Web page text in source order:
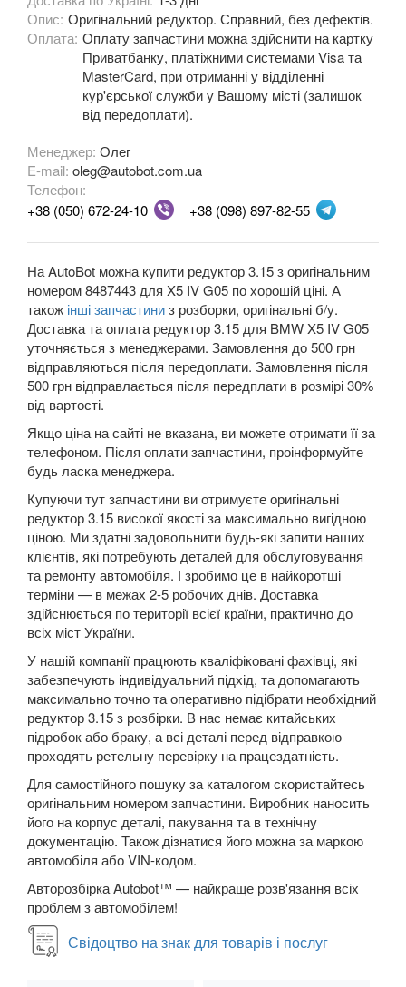
M3 E90/E92/E93
3 Series F30, F31, F36
3 Series F34
3 Series G20/G21
4 Series F32
4 Series F33
4 Series F36
M4 F82/F83
5 Series E39
M5 E39
5 Series E60
5 Series E61
M5 E60/E61
5 Series F07 GT
5 Series F10
M5 F10
5 Series F11
5 Series G30/G31
5 Series G60/G61/G68
5 Series G60/G61 mHEV
5 Series i5 (G60E/G61E/G68E)
M5 F90
6 Series E64
M6 E63/E64
Опис: Оригінальний редуктор. Справний, без дефектів.
Оплата: Оплату запчастини можна здійснити на картку
Приватбанку, платіжними системами Visa та
MasterCard, при отриманні у відділенні
кур'єрської служби у Вашому місті (залишок
від передоплати).
Менеджер: Олег
E-mail: oleg@autobot.com.ua
Телефон:
+38 (050) 672-24-10
+38 (098) 897-82-55
На AutoBot можна купити редуктор 3.15 з оригінальним
номером 8487443 для X5 IV G05 по хорошій ціні. А
також інші запчастиниз розборки, оригінальні б/у.
Доставка та оплата редуктор 3.15 для BMW X5 IV G05
уточняється з менеджерами. Замовлення до 500 грн
відправляються після передоплати. Замовлення після
500 грн відправлається після передплати в розмірі 30%
від вартості.
Якщо ціна на сайті не вказана, ви можете отримати її за
телефоном. Після оплати запчастини, проінформуйте
будь ласка менеджера.
Купуючи тут запчастини ви отримуєте оригінальні
редуктор 3.15 високої якості за максимально вигідною
ціною. Ми здатні задовольнити будь-які запити наших
клієнтів, які потребують деталей для обслуговування
та ремонту автомобіля. І зробимо це в найкоротші
терміни — в межах 2-5 робочих днів. Доставка
здійснюється по території всієї країни, практично до
всіх міст України.
У нашій компанії працюють кваліфіковані фахівці, які
забезпечують індивідуальний підхід, та допомагають
максимально точно та оперативно підібрати необхідний
редуктор 3.15 з розбірки. В нас немає китайських
підробок або браку, а всі деталі перед відправкою
проходять ретельну перевірку на працездатність.
Для самостійного пошуку за каталогом скористайтесь
оригінальним номером запчастини. Виробник наносить
його на корпус деталі, пакування та в технічну
документацію. Також дізнатися його можна за маркою
автомобіля або VIN-кодом.
Авторозбірка Autobot™ — найкраще розв'язання всіх
проблем з автомобілем!
Свідоцтво на знак для товарів і послуг